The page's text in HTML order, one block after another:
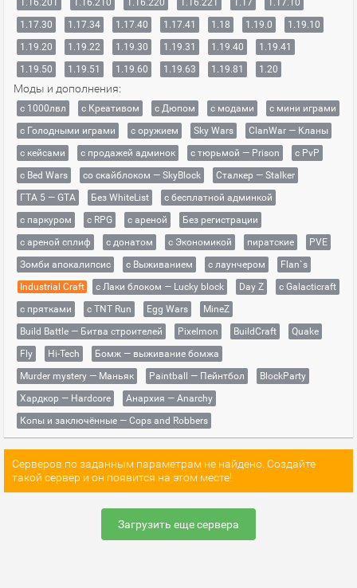
1.16.201
1.16.210 1.16.220 1.16.221 1.17
1.17.10
1.17.30
1.17.34 1.17.40 1.17.41 1.18 1.19.0
1.19.10
1.19.20
1.19.22 1.19.30 1.19.31 1.19.40
1.19.41
1.19.50
1.19.51 1.19.60 1.19.63 1.19.81 1.20
Моды и дополнения:
с 1000лвл c Креативом с Дюпом с модами
с мини играми
с Голодными играми
с оружием Sky Wars
ClanWar — Кланы
с кейсами
с продажей админок с тюрьмой — Prison
с PvP
с Bed Wars
со скайблоком — SkyBlock
Сталкер — Stalker
ГТА 5 — GTA
Без WhiteList
с бесплатной админкой
с паркуром
с RPG с ареной
Без регистрации
с ареной сплиф
с донатом с Экономикой пиратские
PVE
Зомби апокалипсис
с Выживанием с лаунчером
Flan`s
Industrial Craft
с Лаки блоком — Lucky block Day Z
с Galacticraft
с прятками
с TNT Run Egg Wars
MineZ
Build Battle — Битва строителей
Pixelmon BuildCraft
Quake
Fly
Hi-Tech
Бомж — выживание бомжа
Murder mystery — Маньяк
Paintball — Пейнтбол
BlockParty
Хардкор — Hardcore
Анархия — Anarchy
Копы и заключённые — Cops and Robbers
Серверов по заданным параметрам не найдено. Создайте
такой сервер и он появится на этом месте!
Загрузить еще сервера